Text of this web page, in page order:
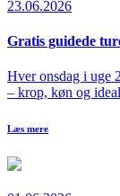
23.06.2026
Gratis guidede
Hver onsdag i uge
– krop, køn og
Læs mere